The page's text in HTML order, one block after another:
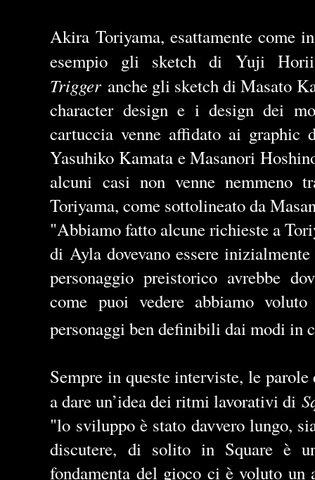
Akira Toriyama, esattamente come
esempio gli sketch di Yuji
Triggeranche gli sketch di Masato
character design e i design dei
cartuccia venne affidato ai graphic
Yasuhiko Kamata e Masanori
alcuni casi non venne nemmeno
Toriyama, come sottolineato da
"Abbiamo fatto alcune richieste a
di Ayla dovevano essere
personaggio preistorico avrebbe
come puoi vedere abbiamo
personaggi ben definibili dai modi in
Sempre in queste interviste, le
a dare un’idea dei ritmi lavorativi di
"lo sviluppo è stato davvero lungo,
discutere, di solito in Square è
fondamenta del gioco ci è voluto un